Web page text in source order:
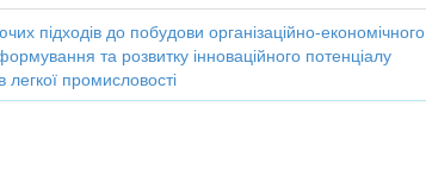
підходів до побудови організаційно-економічного
та розвитку інноваційного потенціалу
легкої промисловості